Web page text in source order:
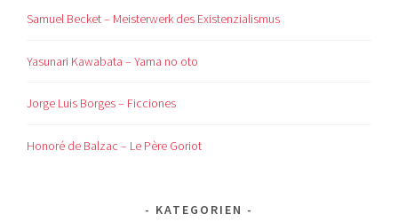
Samuel Becket – Meisterwerk des Existenzialismus
Yasunari Kawabata – Yama no oto
Jorge Luis Borges – Ficciones
Honoré de Balzac – Le Père Goriot
KATEGORIEN